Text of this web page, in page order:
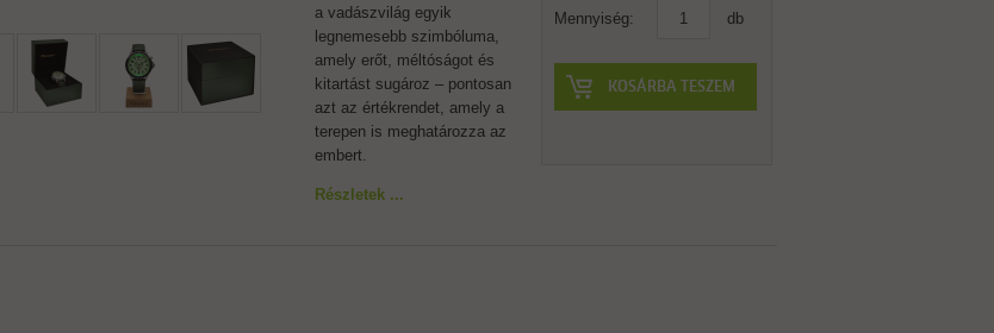
a vadászvilág egyik
legnemesebb szimbóluma,
amely erőt, méltóságot és
kitartást sugároz – pontosan
azt az értékrendet, amely a
terepen is meghatározza az
embert.
Részletek ...
Mennyiség: db
KOSÁRBA TESZEM